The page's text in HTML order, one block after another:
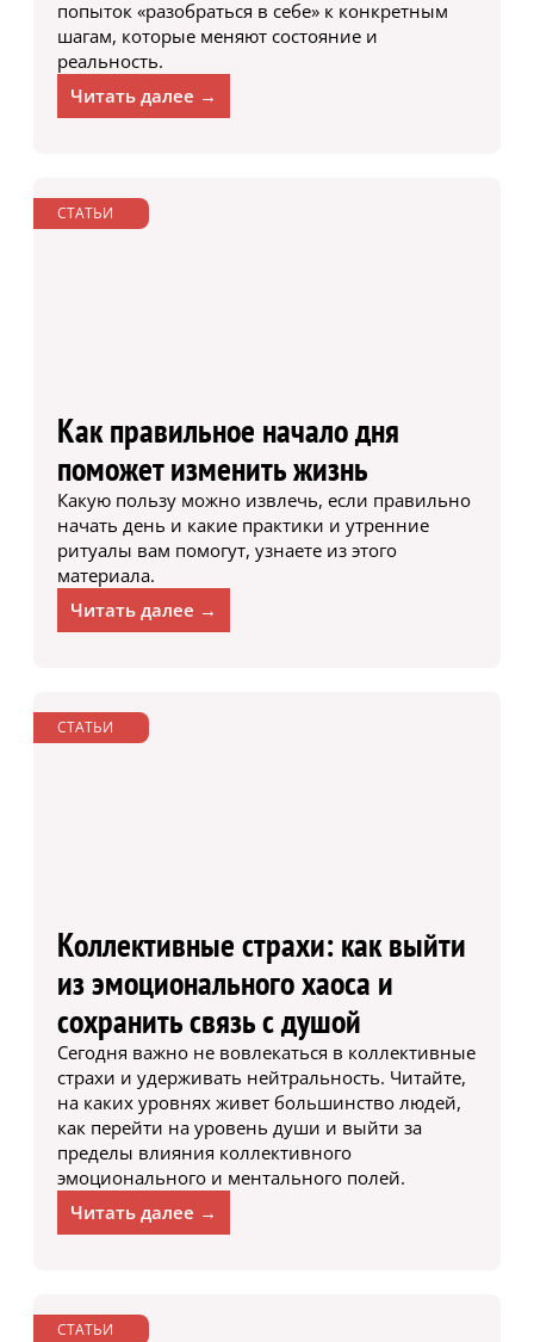
попыток «разобраться в себе» к конкретным
шагам, которые меняют состояние и
реальность.
Читать далее →
СТАТЬИ
Как правильное начало дня
поможет изменить жизнь
Какую пользу можно извлечь, если правильно
начать день и какие практики и утренние
ритуалы вам помогут, узнаете из этого
материала.
Читать далее →
СТАТЬИ
Коллективные страхи: как выйти
из эмоционального хаоса и
сохранить связь с душой
Сегодня важно не вовлекаться в коллективные
страхи и удерживать нейтральность. Читайте,
на каких уровнях живет большинство людей,
как перейти на уровень души и выйти за
пределы влияния коллективного
эмоционального и ментального полей.
Читать далее →
СТАТЬИ